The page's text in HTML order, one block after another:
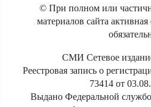
© При полном или
материалов сайта
СМИ Сетевое
Реестровая запись о
73414 от
Выдано Федеральной